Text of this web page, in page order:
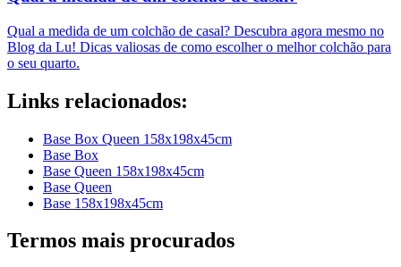
Qual a medida de um colchão de casal? Descubra agora mesmo no
Blog da Lu! Dicas valiosas de como escolher o melhor colchão para
o seu quarto.
Links relacionados:
Base Box Queen 158x198x45cm
Base Box
Base Queen 158x198x45cm
Base Queen
Base 158x198x45cm
Termos mais procurados